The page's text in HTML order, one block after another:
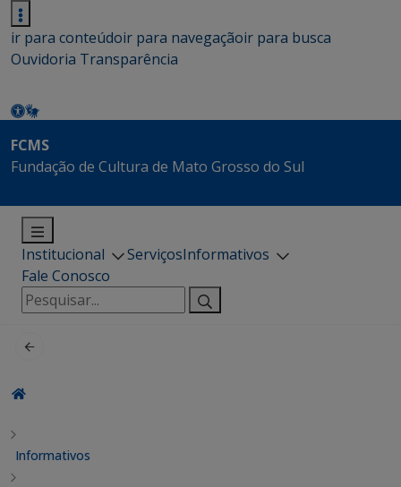
ir para conteúdoir para navegaçãoir para busca
Ouvidoria Transparência
FCMS
Fundação de Cultura de Mato Grosso do Sul
Institucional ServiçosInformativos
Fale Conosco
Pesquisar
por:
Informativos